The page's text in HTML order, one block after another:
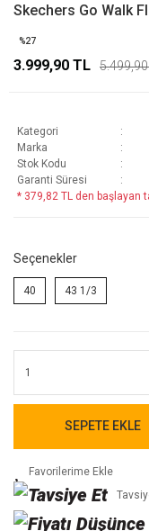
Skechers Go Walk
%27
3.999,90 TL
Kategori
Marka
Stok Kodu
Garanti Süresi
* 379,82 TL den başlayan
Seçenekler
40 43 1/3
SEPETE EKLE